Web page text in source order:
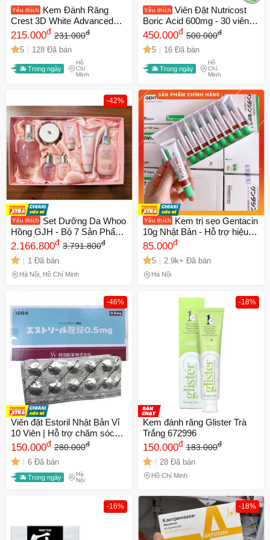
Yêu thích
Kem Đánh Răng
Crest 3D White Advanced
147gr - Lựa Chọn Tuyệt Vời
Để Làm Trắng Răng, Ngăn
Ngừa Vết Bẩn, Hơi Thở
Thơm Mát Tự Nhiên
215.000đ 231.000đ
5 128 Đã bán
Trong ngày
Hồ
Chí
Minh
Yêu thích
Viên Đặt Nutricost
Boric Acid 600mg - 30 viên
Nhộng Hỗ trợ Vệ Sinh Phụ
Nữ và Cân Bằng pH, Mỹ
450.000đ 500.000đ
5 16 Đã bán
Trong ngày
Hồ
Chí
Minh
-42%
Yêu thích
Set Dưỡng Da Whoo
Hồng GJH - Bộ 7 Sản Phẩm
Cấp Ẩm Cho Da Mềm Mại,
Tươi Trẻ - Chăm Sóc Da
Cao Cấp Từ The History of
Whoo
2.166.800đ 3.791.800đ
1 Đã bán
Hà Nội, Hồ Chí Minh
Yêu thích
Kem trị sẹo Gentacin
10g Nhật Bản - Hỗ trợ hiệu
quả cho sẹo lồi, sẹo lõm, tái
tạo da, điều trị sẹo mụn, vết
thương, sẹo phẫu thuật.
85.000đ
5 2.9k+ Đã bán
Hà Nội
-46%
Viên đặt Estoril Nhật Bản Vỉ
10 Viên | Hỗ trợ chăm sóc
phụ khoa, vệ sinh vùng kín
và duy trì môi trường sinh lý
tự nhiên cho phụ nữ.
150.000đ 280.000đ
6 Đã bán
Trong ngày
Hà
Nội
-18%
Kem đánh răng Glister Trà
Trắng 672996
150.000đ 183.000đ
28 Đã bán
Hồ Chí Minh
-16% -18%